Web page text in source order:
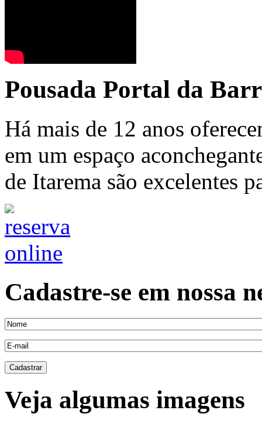
Pousada Portal da
Há mais de 12 anos
em um espaço
de Itarema são excelentes
Cadastre-se em nossa
Veja algumas imagens